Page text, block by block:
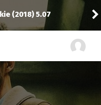
(2018) 5.07